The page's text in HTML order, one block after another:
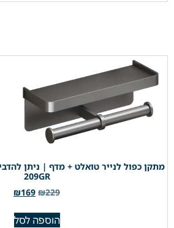
מתקן כפול לנייר טואלט + מדף | ניתן
209GR
₪229
₪169
הוספה לסל